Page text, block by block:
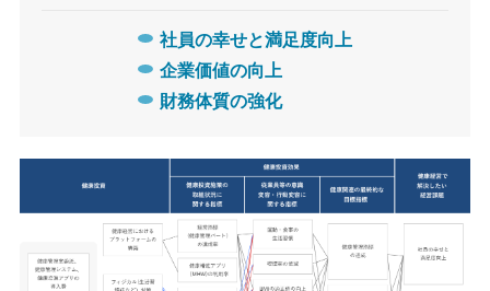
社員の幸せと満足度向上
企業価値の向上
財務体質の強化